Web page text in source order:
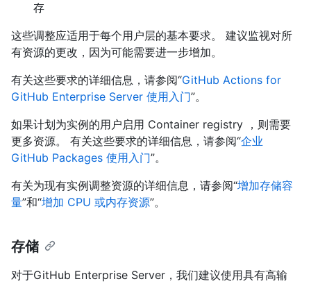
存
这些调整应适用于每个用户层的基本要求。 建议监视对所
有资源的更改，因为可能需要进一步增加。
有关这些要求的详细信息，请参阅“GitHub Actions for
GitHub Enterprise Server 使用入门”。
如果计划为实例的用户启用 Container registry ，则需要
更多资源。 有关这些要求的详细信息，请参阅“企业
GitHub Packages 使用入门”。
有关为现有实例调整资源的详细信息，请参阅“增加存储容
量”和“增加 CPU 或内存资源”。
存储
对于GitHub Enterprise Server，我们建议使用具有高输